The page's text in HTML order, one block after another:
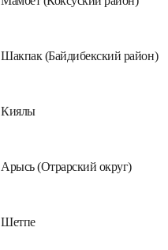
Шакпак (Байдибекский район)
Киялы
Арысь (Отрарский округ)
Шетпе